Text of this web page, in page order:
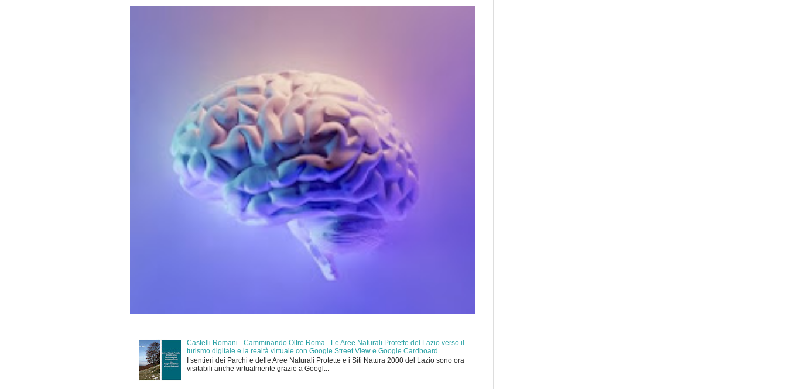
Castelli Romani - Camminando Oltre Roma - Le Aree Naturali Protette del Lazio verso il
turismo digitale e la realtà virtuale con Google Street View e Google Cardboard
I sentieri dei Parchi e delle Aree Naturali Protette e i Siti Natura 2000 del Lazio sono ora
visitabili anche virtualmente grazie a Googl...